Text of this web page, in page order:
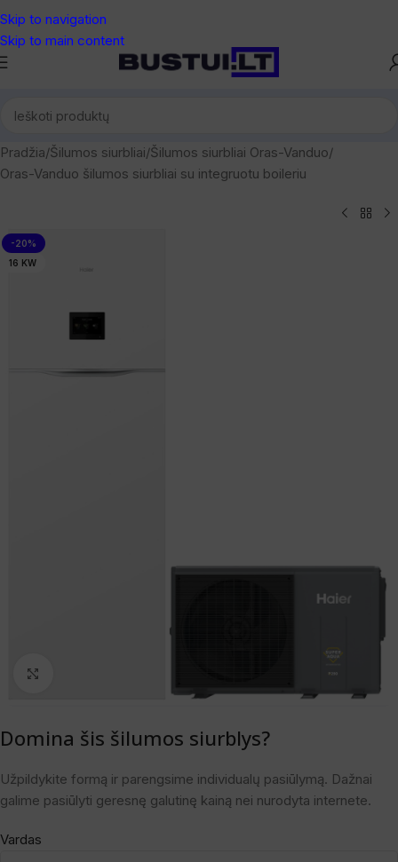
Skip to navigation
Skip to main content
Pradžia/Šilumos siurbliai/Šilumos siurbliai Oras-Vanduo/
Oras-Vanduo šilumos siurbliai su integruotu boileriu
-20%
16 KW
Domina šis šilumos siurblys?
Užpildykite formą ir parengsime individualų pasiūlymą. Dažnai
galime pasiūlyti geresnę galutinę kainą nei nurodyta internete.
Vardas